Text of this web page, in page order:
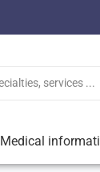
Medical